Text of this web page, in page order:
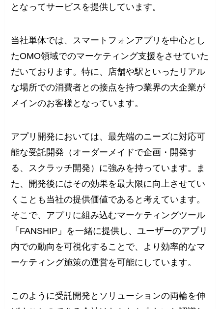
となってサービスを提供しています。
当社単体では、スマートフォンアプリを中心とし
たOMO領域でのマーケティング支援をさせていた
だいております。特に、店舗や駅といったリアル
な場所での消費者との接点を持つ業界の大企業が
メインのお客様となっています。
アプリ開発においては、最先端のニーズに対応可
能な受託開発（オーダーメイドで企画・開発す
る、スクラッチ開発）に強みを持っています。ま
た、開発後にはその効果を最大限に向上させてい
くことも当社の提供価値であると考えています。
そこで、アプリに組み込むマーケティングツール
「FANSHIP」を一緒に提供し、ユーザーのアプリ
内での動向を可視化することで、より効率的なマ
ーケティング施策の運営を可能にしています。
このように受託開発とソリューションの両輪を伸